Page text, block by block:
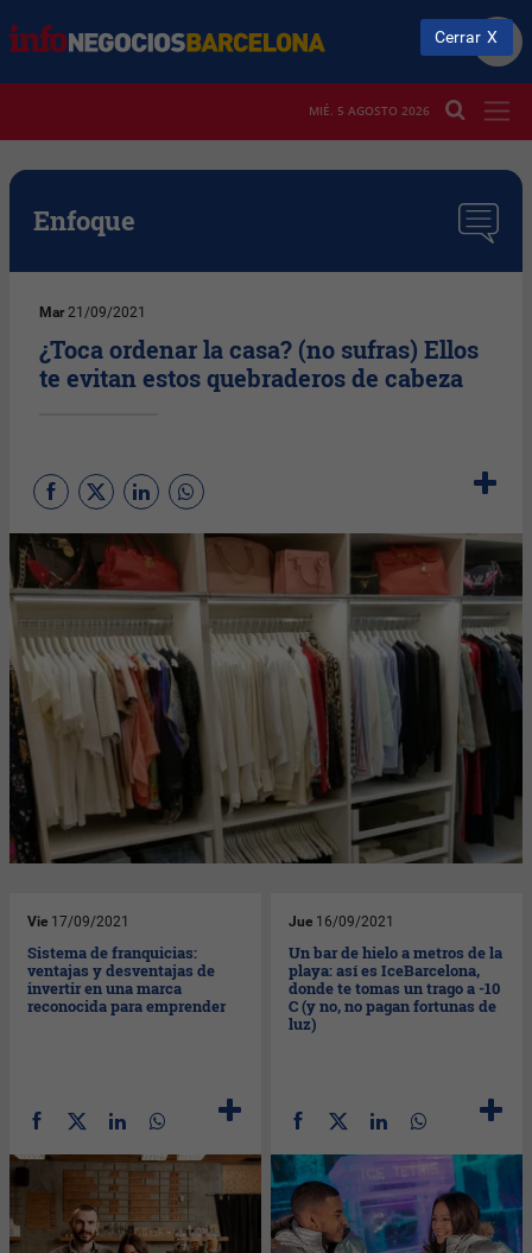
MIÉ. 5 AGOSTO 2026
Enfoque
Mar 21/09/2021
¿Toca ordenar la casa? (no sufras) Ellos
te evitan estos quebraderos de cabeza
Vie 17/09/2021
Sistema de franquicias:
ventajas y desventajas de
invertir en una marca
reconocida para emprender
Jue 16/09/2021
Un bar de hielo a metros de la
playa: así es IceBarcelona,
donde te tomas un trago a -10
C (y no, no pagan fortunas de
luz)
Cerrar